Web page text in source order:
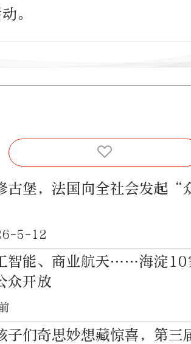
。
古堡，法国向全社会发起“
5-12
智能、商业航天……海淀10
众开放
子们奇思妙想藏惊喜，第三